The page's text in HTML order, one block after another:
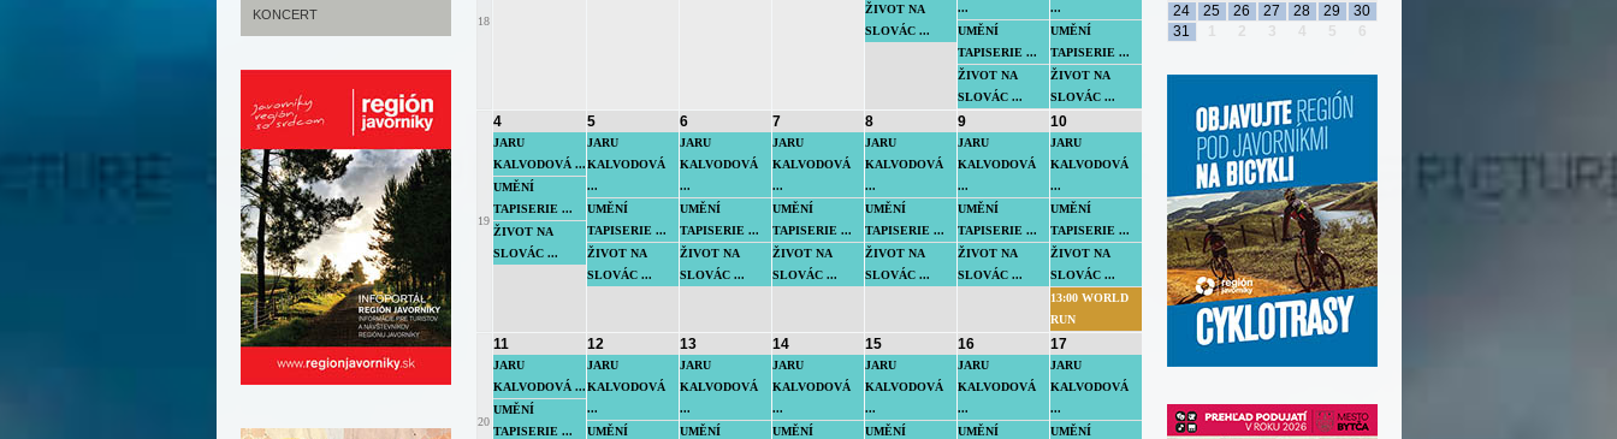
KONCERT 18
ŽIVOT NA
SLOVÁC ...
...
UMĚNÍ
TAPISERIE ...
ŽIVOT NA
SLOVÁC ...
...
UMĚNÍ
TAPISERIE ...
ŽIVOT NA
SLOVÁC ...
19
4
JARU
KALVODOVÁ ...
UMĚNÍ
TAPISERIE ...
ŽIVOT NA
SLOVÁC ...
5
JARU
KALVODOVÁ
...
UMĚNÍ
TAPISERIE ...
ŽIVOT NA
SLOVÁC ...
6
JARU
KALVODOVÁ
...
UMĚNÍ
TAPISERIE ...
ŽIVOT NA
SLOVÁC ...
7
JARU
KALVODOVÁ
...
UMĚNÍ
TAPISERIE ...
ŽIVOT NA
SLOVÁC ...
8
JARU
KALVODOVÁ
...
UMĚNÍ
TAPISERIE ...
ŽIVOT NA
SLOVÁC ...
9
JARU
KALVODOVÁ
...
UMĚNÍ
TAPISERIE ...
ŽIVOT NA
SLOVÁC ...
10
JARU
KALVODOVÁ
...
UMĚNÍ
TAPISERIE ...
ŽIVOT NA
SLOVÁC ...
13:00 WORLD
RUN
20
11
JARU
KALVODOVÁ ...
UMĚNÍ
TAPISERIE ...
12
JARU
KALVODOVÁ
...
UMĚNÍ
13
JARU
KALVODOVÁ
...
UMĚNÍ
14
JARU
KALVODOVÁ
...
UMĚNÍ
15
JARU
KALVODOVÁ
...
UMĚNÍ
16
JARU
KALVODOVÁ
...
UMĚNÍ
17
JARU
KALVODOVÁ
...
UMĚNÍ
24
25 26 27 28 29
30
31
1 2 3 4 5 6